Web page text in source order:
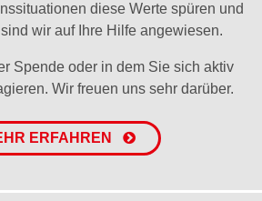
diese Werte spüren und
wir auf Ihre Hilfe angewiesen.
Spende oder in dem Sie sich aktiv
Wir freuen uns sehr darüber.
ERFAHREN